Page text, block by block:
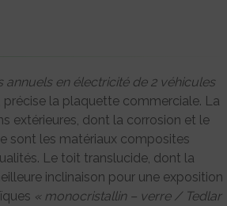
en électricité de 2 véhicules
, précise la plaquette commerciale. La
extérieures, dont la corrosion et le
sont les matériaux composites
Le toit translucide, dont la
inclinaison pour une exposition
« monocristallin – verre / Tedlar